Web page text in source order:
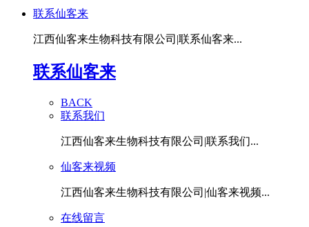
联系仙客来
江西仙客来生物科技有限公司|联系仙客来...
联系仙客来
BACK
联系我们
江西仙客来生物科技有限公司|联系我们...
仙客来视频
江西仙客来生物科技有限公司|仙客来视频...
在线留言